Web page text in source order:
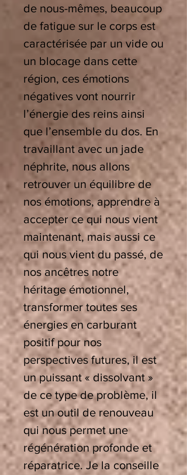
de nous-mêmes, beaucoup
de fatigue sur le corps est
caractérisée par un vide ou
un blocage dans cette
région, ces émotions
négatives vont nourrir
l’énergie des reins ainsi
que l’ensemble du dos. En
travaillant avec un jade
néphrite, nous allons
retrouver un équilibre de
nos émotions, apprendre à
accepter ce qui nous vient
maintenant, mais aussi ce
qui nous vient du passé, de
nos ancêtres notre
héritage émotionnel,
transformer toutes ses
énergies en carburant
positif pour nos
perspectives futures, il est
un puissant « dissolvant »
de ce type de problème, il
est un outil de renouveau
qui nous permet une
régénération profonde et
réparatrice. Je la conseille